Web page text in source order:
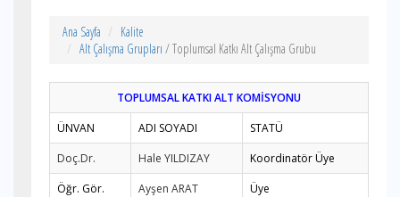
Ana Sayfa
Kalite
Alt Çalışma Grupları / Toplumsal Katkı Alt Çalışma Grubu
TOPLUMSAL KATKI ALT KOMİSYONU
ÜNVAN
ADI SOYADI
STATÜ
Doç.Dr.
Hale YILDIZAY
Koordinatör Üye
Öğr. Gör.
Ayşen ARAT
Üye